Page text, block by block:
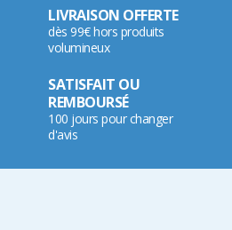
LIVRAISON OFFERTE
dès 99€ hors produits
volumineux
SATISFAIT OU
REMBOURSÉ
100 jours pour changer
d'avis